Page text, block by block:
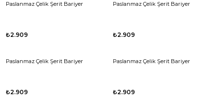
Paslanmaz Çelik Şerit Bariyer
₺2.909
Paslanmaz Çelik Şerit Bariyer
₺2.909
Paslanmaz Çelik Şerit Bariyer
₺2.909
Paslanmaz Çelik Şerit Bariyer
₺2.909